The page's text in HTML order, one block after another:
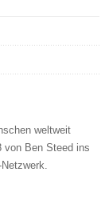
weltweit
von Ben Steed ins
Netzwerk.